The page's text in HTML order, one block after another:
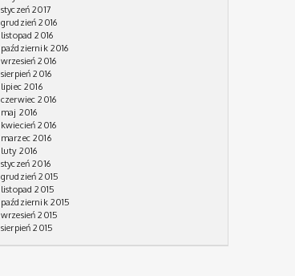
styczeń 2017
grudzień 2016
listopad 2016
październik 2016
wrzesień 2016
sierpień 2016
lipiec 2016
czerwiec 2016
maj 2016
kwiecień 2016
marzec 2016
luty 2016
styczeń 2016
grudzień 2015
listopad 2015
październik 2015
wrzesień 2015
sierpień 2015